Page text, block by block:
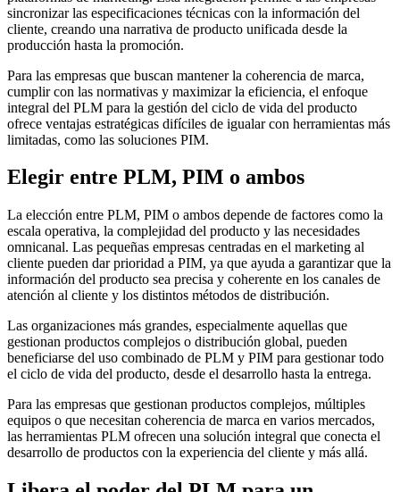
sincronizar las especificaciones técnicas con la información del
cliente, creando una narrativa de producto unificada desde la
producción hasta la promoción.
Para las empresas que buscan mantener la coherencia de marca,
cumplir con las normativas y maximizar la eficiencia, el enfoque
integral del PLM para la gestión del ciclo de vida del producto
ofrece ventajas estratégicas difíciles de igualar con herramientas más
limitadas, como las soluciones PIM.
Elegir entre PLM, PIM o ambos
La elección entre PLM, PIM o ambos depende de factores como la
escala operativa, la complejidad del producto y las necesidades
omnicanal. Las pequeñas empresas centradas en el marketing al
cliente pueden dar prioridad a PIM, ya que ayuda a garantizar que la
información del producto sea precisa y coherente en los canales de
atención al cliente y los distintos métodos de distribución.
Las organizaciones más grandes, especialmente aquellas que
gestionan productos complejos o distribución global, pueden
beneficiarse del uso combinado de PLM y PIM para gestionar todo
el ciclo de vida del producto, desde el desarrollo hasta la entrega.
Para las empresas que gestionan productos complejos, múltiples
equipos o que necesitan coherencia de marca en varios mercados,
las herramientas PLM ofrecen una solución integral que conecta el
desarrollo de productos con la experiencia del cliente y más allá.